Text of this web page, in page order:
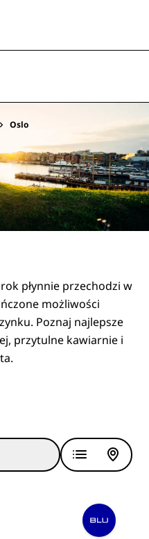
Oslo
płynnie przechodzi w
możliwości
Poznaj najlepsze
przytulne kawiarnie i